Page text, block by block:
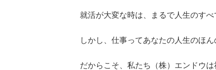
就活が大変な時は、まるで人生のす
しかし、仕事ってあなたの人生のほ
だからこそ、私たち（株）エンドウ